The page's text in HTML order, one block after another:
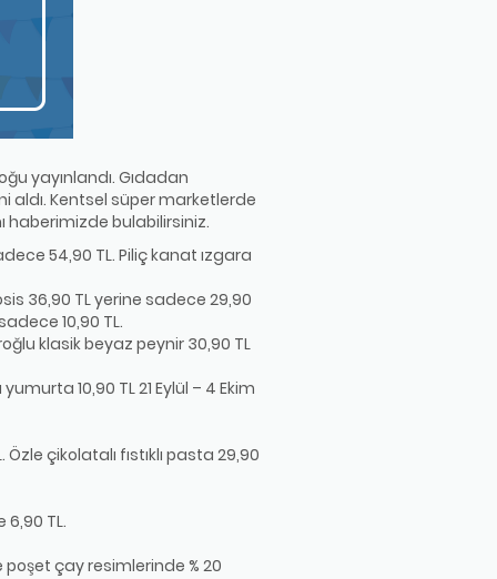
yayınlandı. Gıdadan
aldı. Kentsel süper marketlerde
haberimizde bulabilirsiniz.
54,90 TL. Piliç kanat ızgara
36,90 TL yerine sadece 29,90
10,90 TL.
klasik beyaz peynir 30,90 TL
10,90 TL 21 Eylül – 4 Ekim
çikolatalı fıstıklı pasta 29,90
6,90 TL.
poşet çay resimlerinde % 20